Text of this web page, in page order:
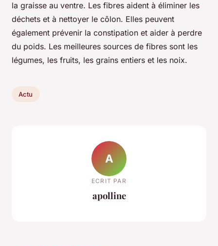
la graisse au ventre. Les fibres aident à éliminer les
déchets et à nettoyer le côlon. Elles peuvent
également prévenir la constipation et aider à perdre
du poids. Les meilleures sources de fibres sont les
légumes, les fruits, les grains entiers et les noix.
Actu
A
ECRIT PAR
apolline